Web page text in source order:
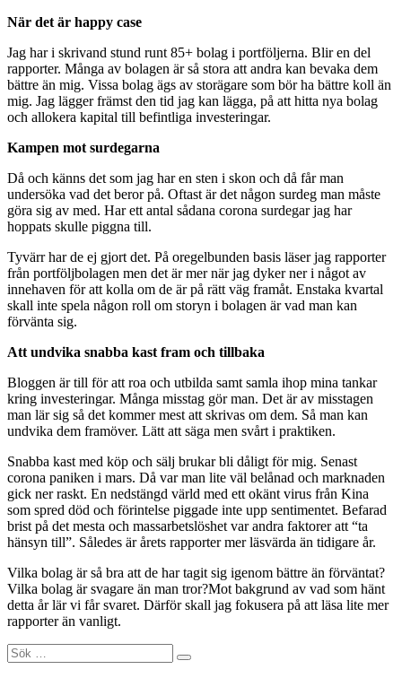
När det är happy case
Jag har i skrivand stund runt 85+ bolag i portföljerna. Blir en del
rapporter. Många av bolagen är så stora att andra kan bevaka dem
bättre än mig. Vissa bolag ägs av storägare som bör ha bättre koll än
mig. Jag lägger främst den tid jag kan lägga, på att hitta nya bolag
och allokera kapital till befintliga investeringar.
Kampen mot surdegarna
Då och känns det som jag har en sten i skon och då får man
undersöka vad det beror på. Oftast är det någon surdeg man måste
göra sig av med. Har ett antal sådana corona surdegar jag har
hoppats skulle piggna till.
Tyvärr har de ej gjort det. På oregelbunden basis läser jag rapporter
från portföljbolagen men det är mer när jag dyker ner i något av
innehaven för att kolla om de är på rätt väg framåt. Enstaka kvartal
skall inte spela någon roll om storyn i bolagen är vad man kan
förvänta sig.
Att undvika snabba kast fram och tillbaka
Bloggen är till för att roa och utbilda samt samla ihop mina tankar
kring investeringar. Många misstag gör man. Det är av misstagen
man lär sig så det kommer mest att skrivas om dem. Så man kan
undvika dem framöver. Lätt att säga men svårt i praktiken.
Snabba kast med köp och sälj brukar bli dåligt för mig. Senast
corona paniken i mars. Då var man lite väl belånad och marknaden
gick ner raskt. En nedstängd värld med ett okänt virus från Kina
som spred död och förintelse piggade inte upp sentimentet. Befarad
brist på det mesta och massarbetslöshet var andra faktorer att “ta
hänsyn till”. Således är årets rapporter mer läsvärda än tidigare år.
Vilka bolag är så bra att de har tagit sig igenom bättre än förväntat?
Vilka bolag är svagare än man tror?Mot bakgrund av vad som hänt
detta år lär vi får svaret. Därför skall jag fokusera på att läsa lite mer
rapporter än vanligt.
Sök
efter: